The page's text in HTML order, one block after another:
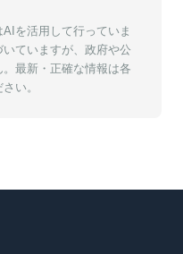
を活用して行っていま
ていますが、政府や公
最新・正確な情報は各
い。